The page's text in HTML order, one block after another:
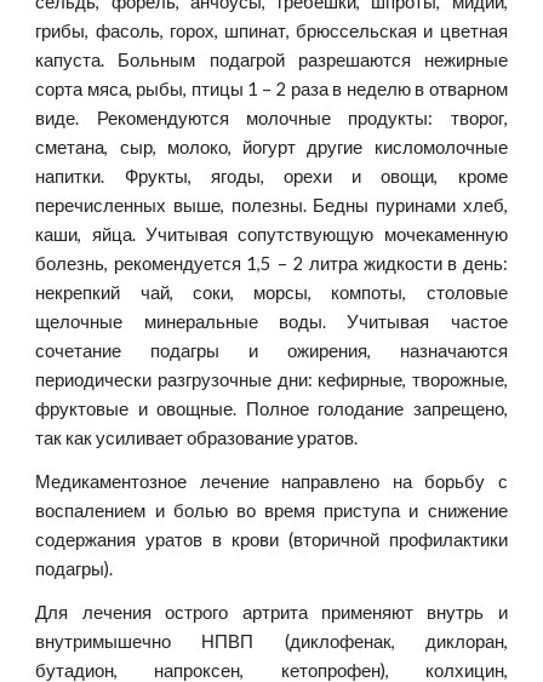
грибы, фасоль, горох, шпинат, брюссельская и цветная
капуста. Больным подагрой разрешаются нежирные
сорта мяса, рыбы, птицы 1 – 2 раза в неделю в отварном
виде. Рекомендуются молочные продукты: творог,
сметана, сыр, молоко, йогурт другие кисломолочные
напитки. Фрукты, ягоды, орехи и овощи, кроме
перечисленных выше, полезны. Бедны пуринами хлеб,
каши, яйца. Учитывая сопутствующую мочекаменную
болезнь, рекомендуется 1,5 – 2 литра жидкости в день:
некрепкий чай, соки, морсы, компоты, столовые
щелочные минеральные воды. Учитывая частое
сочетание подагры и ожирения, назначаются
периодически разгрузочные дни: кефирные, творожные,
фруктовые и овощные. Полное голодание запрещено,
так как усиливает образование уратов.
Медикаментозное лечение направлено на борьбу с
воспалением и болью во время приступа и снижение
содержания уратов в крови (вторичной профилактики
подагры).
Для лечения острого артрита применяют внутрь и
внутримышечно НПВП (диклофенак, диклоран,
бутадион, напроксен, кетопрофен), колхицин,